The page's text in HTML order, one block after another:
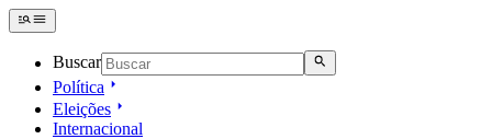
Buscar
Política
Eleições
Internacional